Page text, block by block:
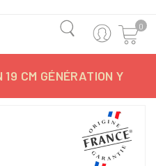
0
CM GÉNÉRATION Y